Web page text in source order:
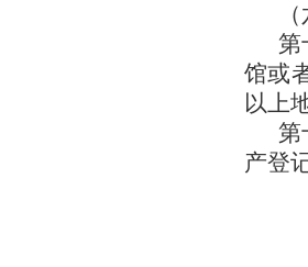
第
馆或
以上
第
产登